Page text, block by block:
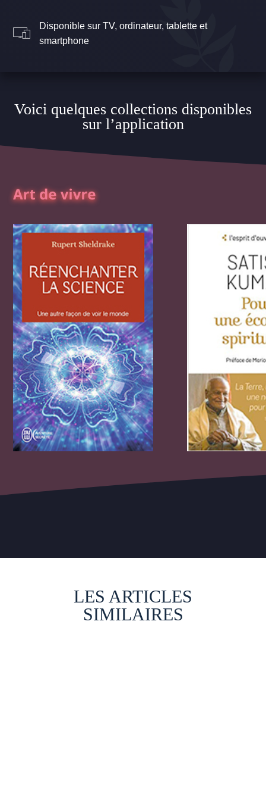
Disponible sur TV, ordinateur, tablette et
smartphone
Voici quelques collections disponibles
sur l’application
LES ARTICLES
SIMILAIRES